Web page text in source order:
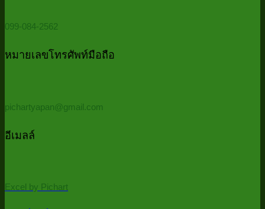
ต้อง
Power
099-084-2562
หมายเลขโทรศัพท์มือถือ
pichartyapan@gmail.com
อีเมลล์
Excel by Pichart